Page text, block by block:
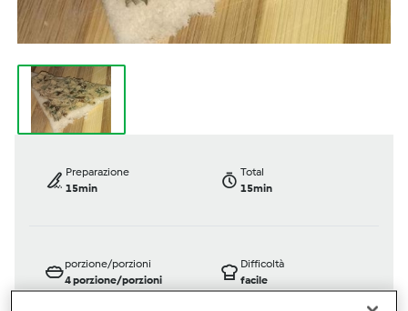
Preparazione
15min
Total
15min
porzione/porzioni
4porzione/porzioni
Difficoltà
facile